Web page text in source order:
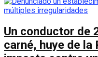
Un conductor de
carné, huye de